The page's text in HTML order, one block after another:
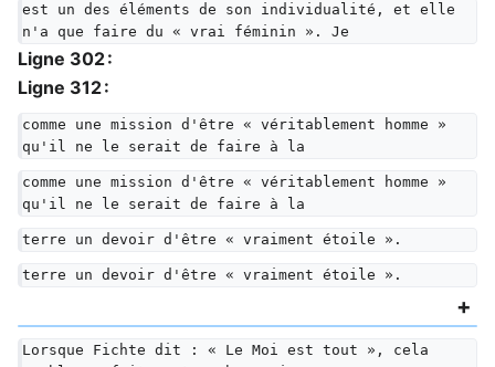
est un des éléments de son individualité, et elle
n'a que faire du « vrai féminin ». Je
Ligne 302 :
Ligne 312 :
comme une mission d'être « véritablement homme »
qu'il ne le serait de faire à la
comme une mission d'être « véritablement homme »
qu'il ne le serait de faire à la
terre un devoir d'être « vraiment étoile ».
terre un devoir d'être « vraiment étoile ».
Lorsque Fichte dit : « Le Moi est tout », cela